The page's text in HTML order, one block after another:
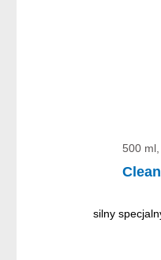
500
silny